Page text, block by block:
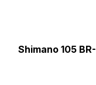
Shimano 105